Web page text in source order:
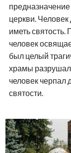
церкви.
иметь святость.
человек
был целый
храмы
человек черпал
святости.